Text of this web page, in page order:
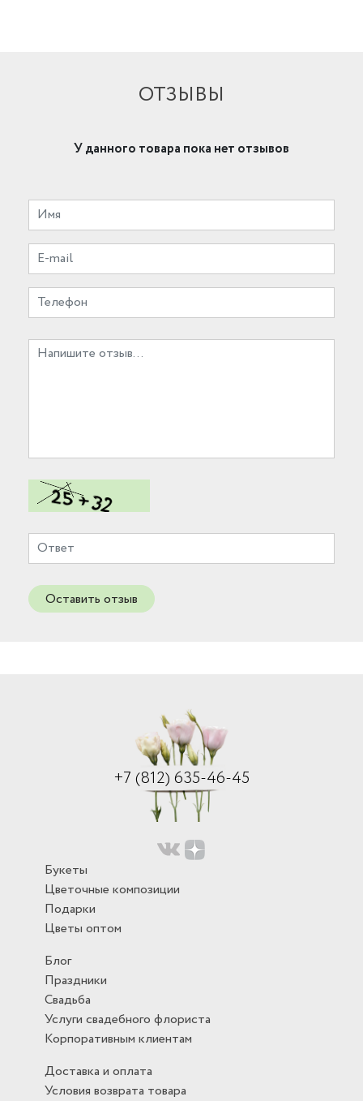
ОТЗЫВЫ
У данного товара пока нет отзывов
Оставить отзыв
+7 (812) 635-46-45
Букеты
Цветочные композиции
Подарки
Цветы оптом
Блог
Праздники
Свадьба
Услуги свадебного флориста
Корпоративным клиентам
Доставка и оплата
Условия возврата товара